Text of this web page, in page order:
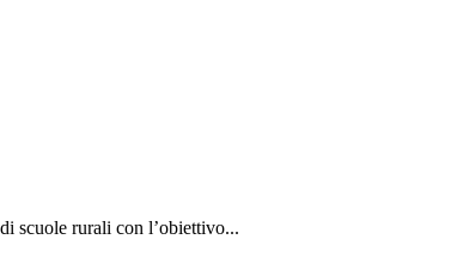
scuole rurali con l’obiettivo...